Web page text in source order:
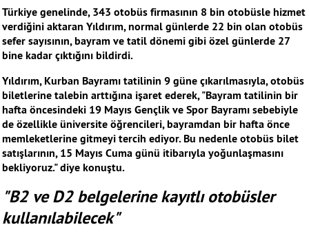
Türkiye genelinde, 343 otobüs firmasının 8 bin otobüsle hizmet
verdiğini aktaran Yıldırım, normal günlerde 22 bin olan otobüs
sefer sayısının, bayram ve tatil dönemi gibi özel günlerde 27
bine kadar çıktığını bildirdi.
Yıldırım, Kurban Bayramı tatilinin 9 güne çıkarılmasıyla, otobüs
biletlerine talebin arttığına işaret ederek, "Bayram tatilinin bir
hafta öncesindeki 19 Mayıs Gençlik ve Spor Bayramı sebebiyle
de özellikle üniversite öğrencileri, bayramdan bir hafta önce
memleketlerine gitmeyi tercih ediyor. Bu nedenle otobüs bilet
satışlarının, 15 Mayıs Cuma günü itibarıyla yoğunlaşmasını
bekliyoruz." diye konuştu.
"B2 ve D2 belgelerine kayıtlı otobüsler
kullanılabilecek"